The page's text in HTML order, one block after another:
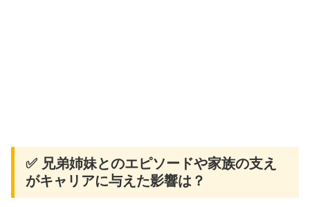
✅ 兄弟姉妹とのエピソードや家族の支え
がキャリアに与えた影響は？